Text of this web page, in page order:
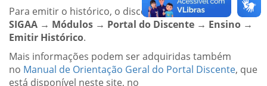
Para emitir o histórico, o discente deve acessar o
SIGAA → Módulos → Portal do Discente → Ensino →
Emitir Histórico.
Mais informações podem ser adquiridas também
no Manual de Orientação Geral do Portal Discente, que
está disponível neste site, no